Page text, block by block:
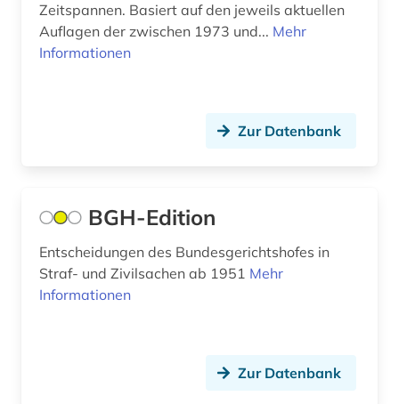
deutschland. reichskanzlei (1)
die deutsche bibliothek (1)
die linke (1)
digitalisat (1)
diplomarbeit (1)
diplomatische vertretung (1)
Zeitspannen. Basiert auf den jeweils aktuellen
Auflagen der zwischen 1973 und... Mehr
Informationen
Zur Datenbank
BGH-Edition
Entscheidungen des Bundesgerichtshofes in
Straf- und Zivilsachen ab 1951 Mehr
Informationen
Zur Datenbank